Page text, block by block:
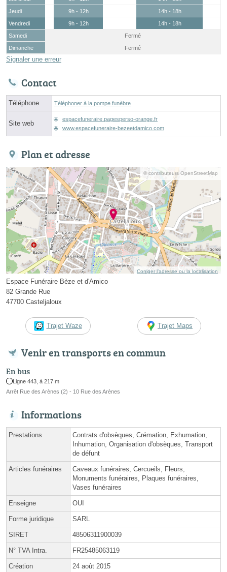
Jeudi
9h - 12h
14h - 18h
Vendredi
9h - 12h
14h - 18h
Samedi
Fermé
Dimanche
Fermé
Signaler une erreur
Contact
Téléphone Téléphoner à la pompe funèbre
Site web
espacefuneraire.pagesperso-orange.fr
www.espacefuneraire-bezeetdamico.com
Plan et adresse
© contributeurs OpenStreetMap
Corriger l’adresse ou la localisation
Espace Funéraire Bèze et d'Amico
82 Grande Rue
47700 Casteljaloux
Trajet Waze Trajet Maps
Venir en transports en commun
En bus
Ligne 443, à 217 m
Arrêt Rue des Arènes (2) - 10 Rue des Arènes
Informations
Prestations
Contrats d'obsèques, Crémation, Exhumation,
Inhumation, Organisation d'obsèques, Transport
de défunt
Articles funéraires
Caveaux funéraires, Cercueils, Fleurs,
Monuments funéraires, Plaques funéraires,
Vases funéraires
Enseigne OUI
Forme juridique SARL
SIRET 48506311900039
N° TVA Intra. FR25485063119
Création 24 août 2015